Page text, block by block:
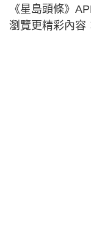
《星島頭條》
瀏覽更精彩內容